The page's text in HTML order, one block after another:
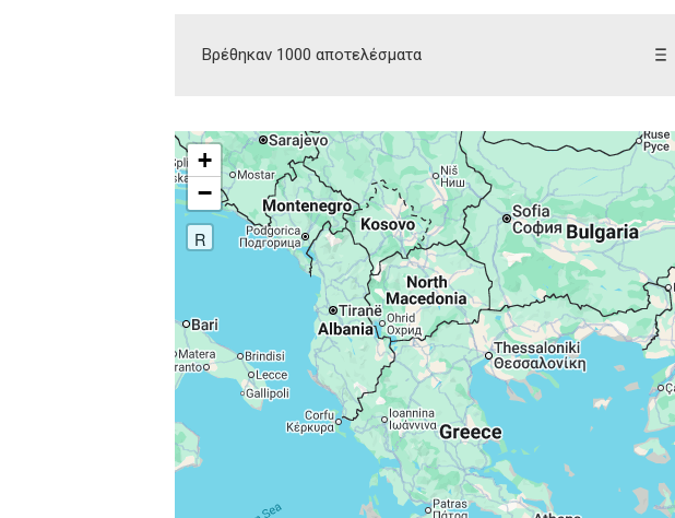
Βρέθηκαν 1000 αποτελέσματα
+
−
R